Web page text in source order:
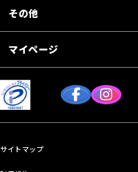
その他
マイページ
サイトマップ